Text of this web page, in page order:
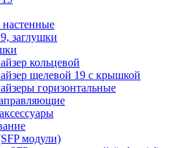
заглушки
кольцевой
щелевой 19 с крышкой
горизонтальные
модули)